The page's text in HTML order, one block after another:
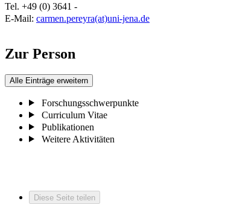
Tel. +49 (0) 3641 -
E-Mail: carmen.pereyra(at)uni-jena.de
Zur Person
Alle Einträge erweitern
Forschungsschwerpunkte
Curriculum Vitae
Publikationen
Weitere Aktivitäten
Diese Seite teilen